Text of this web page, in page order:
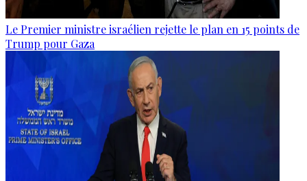
Le Premier ministre israélien rejette le plan en 15 points de
Trump pour Gaza